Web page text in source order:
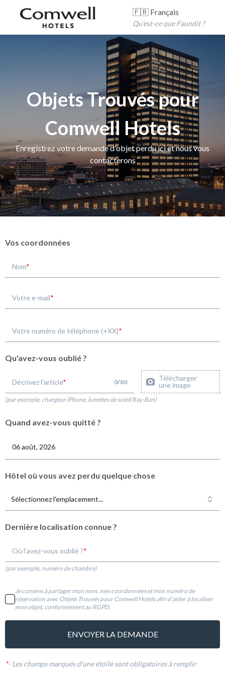
🇫🇷 Français
Qu'est-ce que Faundit ?
Objets Trouvés pour
Comwell Hotels
Enregistrez votre demande d'objet perdu ici et nous vous
contacterons
Vos coordonnées
Nom
Votre e-mail
Votre numéro de téléphone (+XX)
Qu'avez-vous oublié ?
Décrivez l'article 0/80
Télécharger
une image
(par exemple, chargeur iPhone, lunettes de soleil Ray-Ban)
Quand avez-vous quitté ?
Hôtel où vous avez perdu quelque chose
Sélectionnez l'emplacement...
Dernière localisation connue ?
Où l'avez-vous oublié ?
(par exemple, numéro de chambre)
Je consens à partager mon nom, mes coordonnées et mon numéro de
réservation avec Objets Trouvés pour Comwell Hotels afin d’aider à localiser
mon objet, conformément au RGPD.
ENVOYER LA DEMANDE
*- Les champs marqués d'une étoile sont obligatoires à remplir